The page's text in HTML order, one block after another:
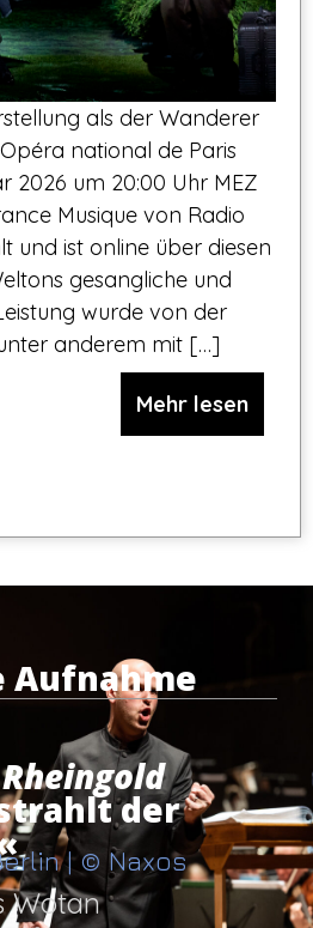
als der Wanderer
national de Paris
2026 um 20:00 Uhr MEZ
Musique von Radio
und ist online über diesen
gesangliche und
wurde von der
anderem mit […]
Mehr lesen
Aufnahme
der
| © Naxos
Wotan